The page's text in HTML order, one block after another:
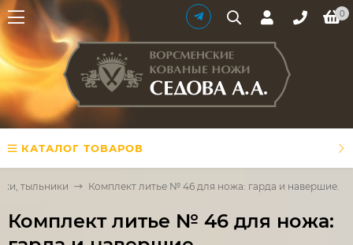
0
КАТАЛОГ ТОВАРОВ
тыльники Комплект литье № 46 для ножа: гарда и навершие.
Комплект литье № 46 для ножа: